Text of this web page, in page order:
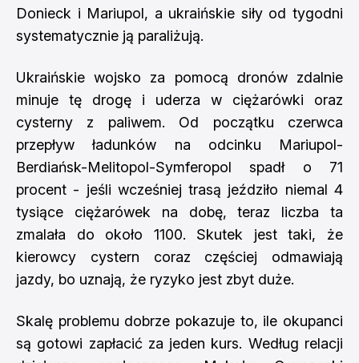
Donieck i Mariupol, a ukraińskie siły od tygodni
systematycznie ją paraliżują.
Ukraińskie wojsko za pomocą dronów zdalnie
minuje tę drogę i uderza w ciężarówki oraz
cysterny z paliwem. Od początku czerwca
przepływ ładunków na odcinku Mariupol-
Berdiańsk-Melitopol-Symferopol spadł o 71
procent - jeśli wcześniej trasą jeździło niemal 4
tysiące ciężarówek na dobę, teraz liczba ta
zmalała do około 1100. Skutek jest taki, że
kierowcy cystern coraz częściej odmawiają
jazdy, bo uznają, że ryzyko jest zbyt duże.
Skalę problemu dobrze pokazuje to, ile okupanci
są gotowi zapłacić za jeden kurs. Według relacji